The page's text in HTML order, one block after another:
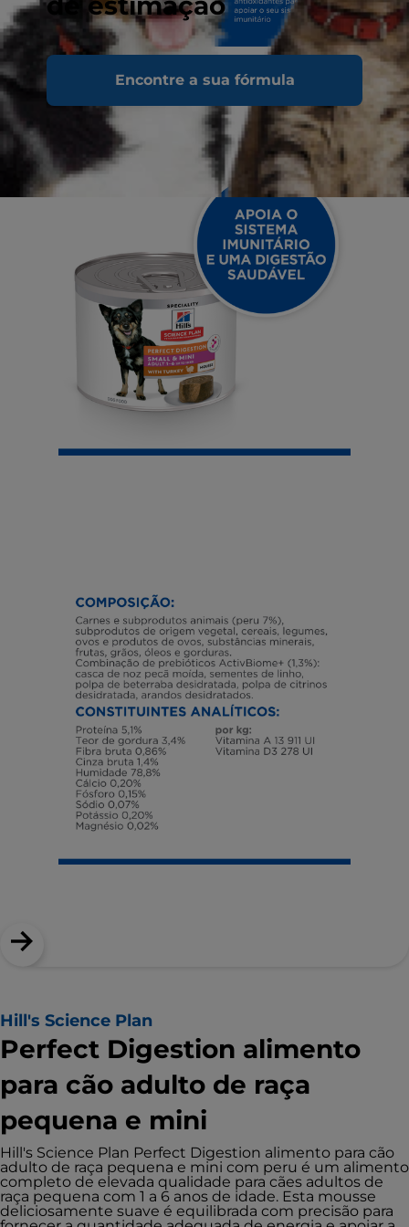
Encontre a sua fórmula
Hill's Science Plan
Perfect Digestion alimento
para cão adulto de raça
pequena e mini
Hill's Science Plan Perfect Digestion alimento para cão
adulto de raça pequena e mini com peru é um alimento
completo de elevada qualidade para cães adultos de
raça pequena com 1 a 6 anos de idade. Esta mousse
deliciosamente suave é equilibrada com precisão para